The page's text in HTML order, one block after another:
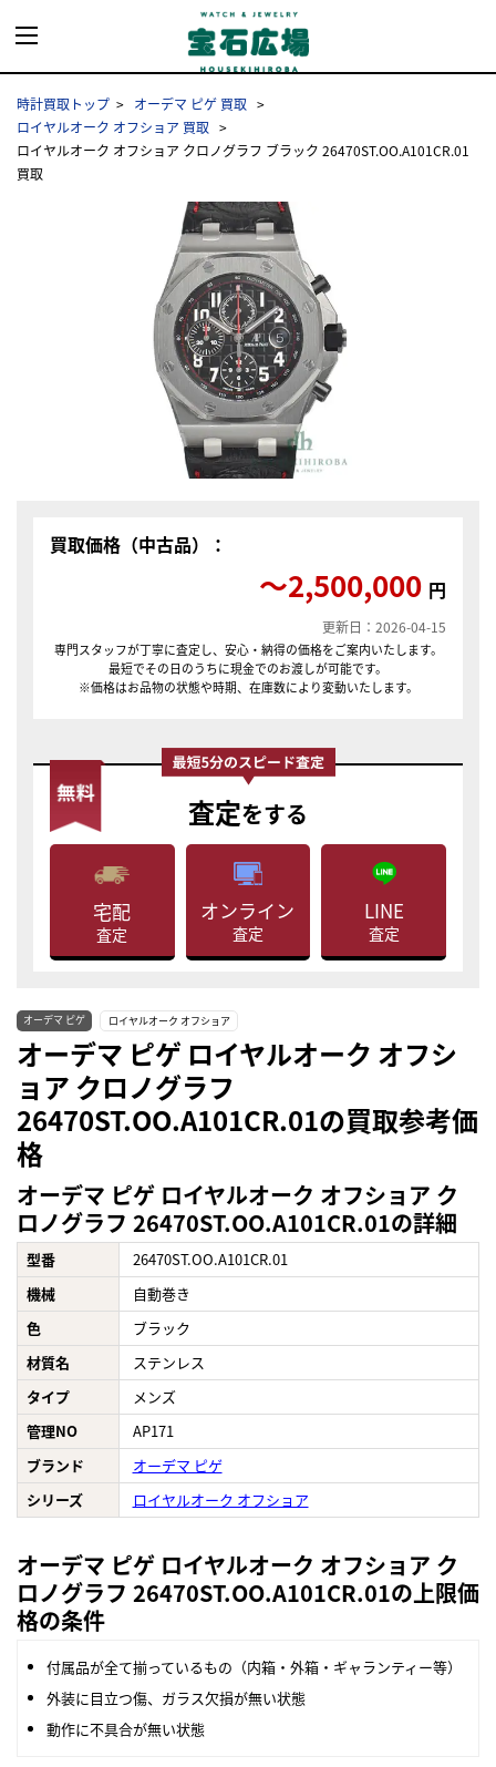
時計買取トップ
オーデマ ピゲ 買取
ロイヤルオーク オフショア 買取
ロイヤルオーク オフショア クロノグラフ ブラック 26470ST.OO.A101CR.01
買取
買取価格（中古品）：
〜2,500,000 円
更新日：2026-04-15
専門スタッフが丁寧に査定し、安心・納得の価格をご案内いたします。
最短でその日のうちに現金でのお渡しが可能です。
※価格はお品物の状態や時期、在庫数により変動いたします。
査定をする
宅配
査定
オンライン
査定
LINE
査定
オーデマ ピゲ ロイヤルオーク オフショア
オーデマ ピゲ ロイヤルオーク オフシ
ョア クロノグラフ
26470ST.OO.A101CR.01の買取参考価
格
オーデマ ピゲ ロイヤルオーク オフショア ク
ロノグラフ 26470ST.OO.A101CR.01の詳細
型番
26470ST.OO.A101CR.01
機械
自動巻き
色
ブラック
材質名
ステンレス
タイプ
メンズ
管理NO
AP171
ブランド
オーデマ ピゲ
シリーズ
ロイヤルオーク オフショア
オーデマ ピゲ ロイヤルオーク オフショア ク
ロノグラフ 26470ST.OO.A101CR.01の上限価
格の条件
付属品が全て揃っているもの（内箱・外箱・ギャランティー等）
外装に目立つ傷、ガラス欠損が無い状態
動作に不具合が無い状態